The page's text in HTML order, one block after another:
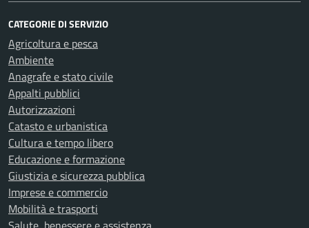
CATEGORIE DI SERVIZIO
Agricoltura e pesca
Ambiente
Anagrafe e stato civile
Appalti pubblici
Autorizzazioni
Catasto e urbanistica
Cultura e tempo libero
Educazione e formazione
Giustizia e sicurezza pubblica
Imprese e commercio
Mobilità e trasporti